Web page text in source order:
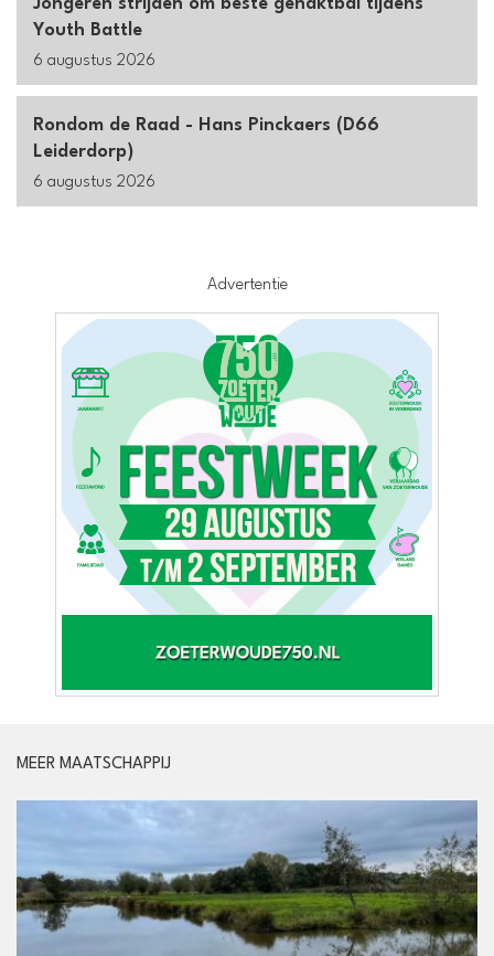
Jongeren strijden om beste gehaktbal tijdens
Youth Battle
6 augustus 2026
Rondom de Raad - Hans Pinckaers (D66
Leiderdorp)
6 augustus 2026
Advertentie
MEER MAATSCHAPPIJ